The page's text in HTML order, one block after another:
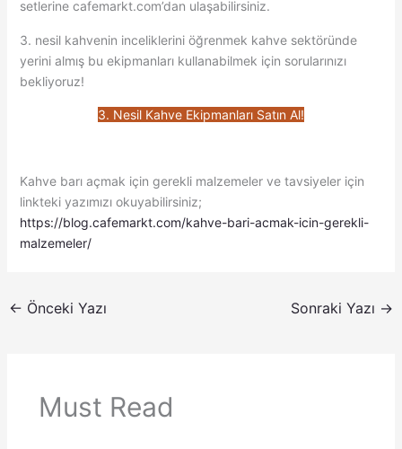
setlerine cafemarkt.com’dan ulaşabilirsiniz.
3. nesil kahvenin inceliklerini öğrenmek kahve sektöründe
yerini almış bu ekipmanları kullanabilmek için sorularınızı
bekliyoruz!
3. Nesil Kahve Ekipmanları Satın Al!
Kahve barı açmak için gerekli malzemeler ve tavsiyeler için
linkteki yazımızı okuyabilirsiniz;
https://blog.cafemarkt.com/kahve-bari-acmak-icin-gerekli-
malzemeler/
← Önceki Yazı Sonraki Yazı →
Must Read